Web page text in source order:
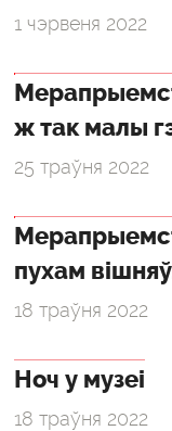
1 чэрвеня 2022
ж так малы
25 траўня 2022
пухам
18 траўня 2022
Ноч у музеі
18 траўня 2022